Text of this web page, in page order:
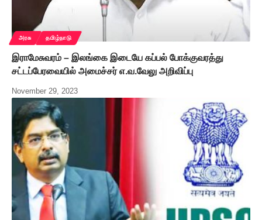
அரசு தமிழ்நாடு
இராமேசுவரம் – இலங்கை இடையே கப்பல் போக்குவரத்து
சட்டப்பேரவையில் அமைச்சர் எ.வ.வேலு அறிவிப்பு
November 29, 2023